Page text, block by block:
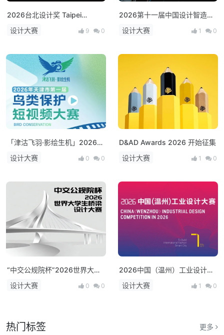
2026台北设计奖 Taipei
Design Award
设计大赛 9 0
2026第十一届中国设计智造大
奖全球征集
设计大赛 1 0
「津沽飞羽·影绘生机」2026年
天津市第一届鸟类保护短视频大
赛
设计大赛 0 0
D&AD Awards 2026 开始征集
设计大赛
1 0
“中交公规院杯”2026世界大学
生桥梁设计大赛
设计大赛 0 0
2026中国（温州）工业设计大
赛
设计大赛 1 0
热门标签 更多